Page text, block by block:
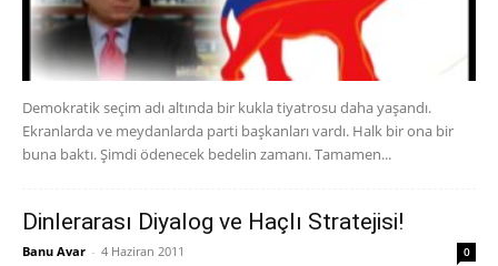
Demokratik seçim adı altında bir kukla tiyatrosu daha yaşandı.
Ekranlarda ve meydanlarda parti başkanları vardı. Halk bir ona bir
buna baktı. Şimdi ödenecek bedelin zamanı. Tamamen...
Dinlerarası Diyalog ve Haçlı Stratejisi!
Banu Avar - 4 Haziran 2011 0